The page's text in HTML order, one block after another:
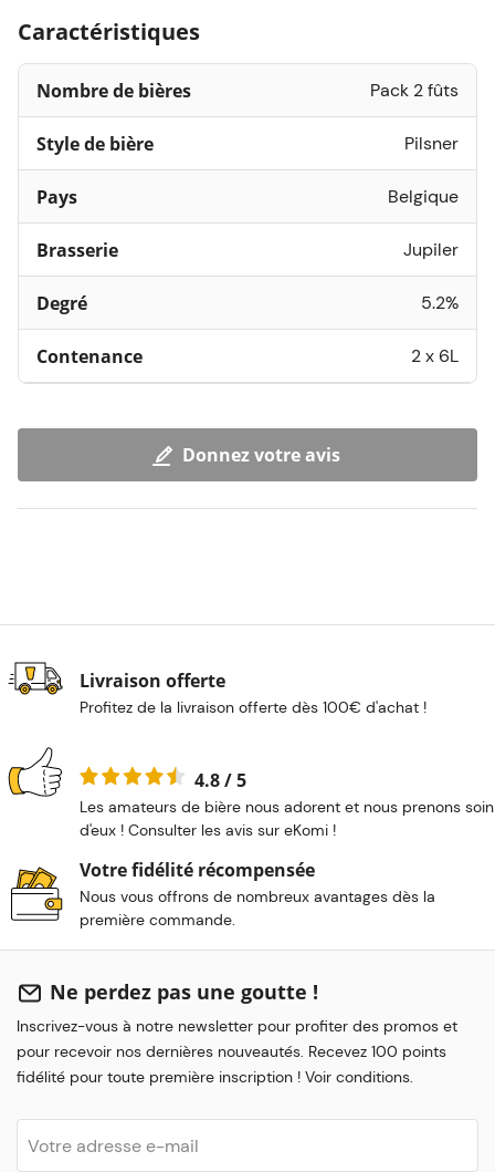
Caractéristiques
Nombre de bières Pack 2 fûts
Style de bière Pilsner
Pays Belgique
Brasserie Jupiler
Degré 5.2%
Contenance 2 x 6L
Donnez votre avis
Livraison offerte
Profitez de la livraison offerte dès 100€ d'achat !
4.8 / 5
Les amateurs de bière nous adorent et nous prenons soin
d'eux ! Consulter les avis sur eKomi !
Votre fidélité récompensée
Nous vous offrons de nombreux avantages dès la
première commande.
Ne perdez pas une goutte !
Inscrivez-vous à notre newsletter pour profiter des promos et
pour recevoir nos dernières nouveautés. Recevez 100 points
fidélité pour toute première inscription ! Voir conditions.